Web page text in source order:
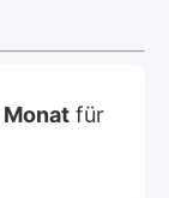
für